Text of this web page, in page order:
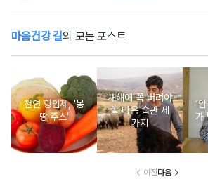
마음건강 길의 모든 포스트
천연 항암제, '몽
땅 주스'
새해에 꼭 버려야
할 마음 습관 세
가지
“
가
이전다음